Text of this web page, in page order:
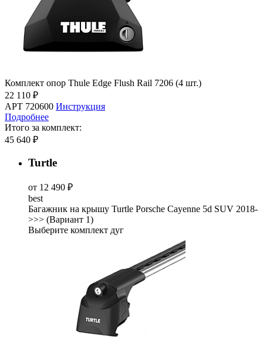
Комплект опор Thule Edge Flush Rail 7206 (4 шт.)
22 110 ₽
АРТ 720600 Инструкция
Подробнее
Итого за комплект:
45 640 ₽
Turtle
от 12 490 ₽
best
Багажник на крышу Turtle Porsche Cayenne 5d SUV 2018-
>>> (Вариант 1)
Выберите комплект дуг